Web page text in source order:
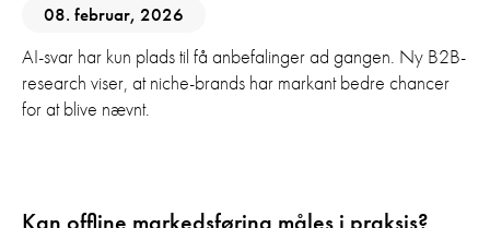
08. februar, 2026
AI-svar har kun plads til få anbefalinger ad gangen. Ny B2B-
research viser, at niche-brands har markant bedre chancer
for at blive nævnt.